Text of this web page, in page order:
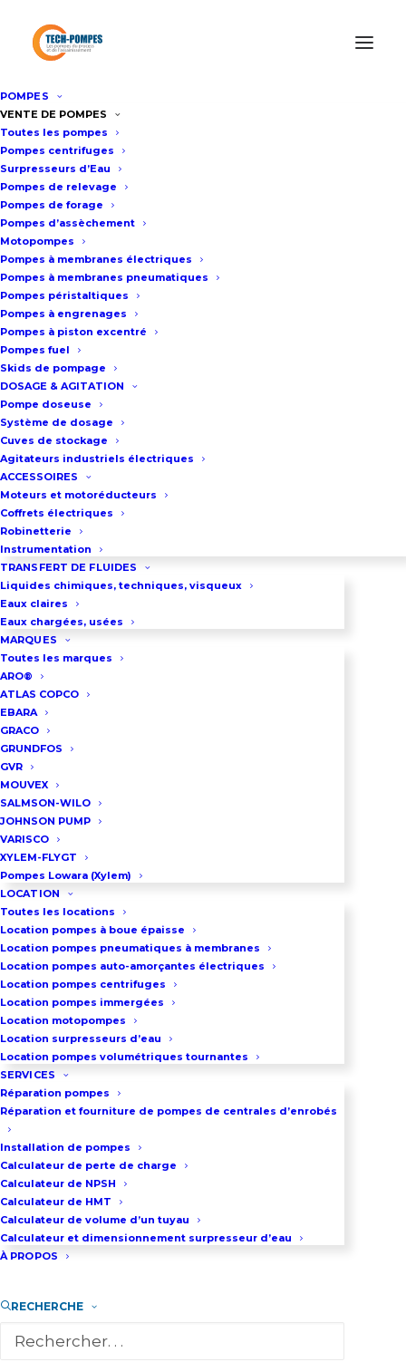
POMPES
VENTE DE POMPES
Toutes les pompes
Pompes centrifuges
Surpresseurs d’Eau
Pompes de relevage
Pompes de forage
Pompes d’assèchement
Motopompes
Pompes à membranes électriques
Pompes à membranes pneumatiques
Pompes péristaltiques
Pompes à engrenages
Pompes à piston excentré
Pompes fuel
Skids de pompage
DOSAGE & AGITATION
Pompe doseuse
Système de dosage
Cuves de stockage
Agitateurs industriels électriques
ACCESSOIRES
Moteurs et motoréducteurs
Coffrets électriques
Robinetterie
Instrumentation
TRANSFERT DE FLUIDES
Liquides chimiques, techniques, visqueux
Eaux claires
Eaux chargées, usées
MARQUES
Toutes les marques
ARO®
ATLAS COPCO
EBARA
GRACO
GRUNDFOS
GVR
MOUVEX
SALMSON-WILO
JOHNSON PUMP
VARISCO
XYLEM-FLYGT
Pompes Lowara (Xylem)
LOCATION
Toutes les locations
Location pompes à boue épaisse
Location pompes pneumatiques à membranes
Location pompes auto-amorçantes électriques
Location pompes centrifuges
Location pompes immergées
Location motopompes
Location surpresseurs d’eau
Location pompes volumétriques tournantes
SERVICES
Réparation pompes
Réparation et fourniture de pompes de centrales d’enrobés
Installation de pompes
Calculateur de perte de charge
Calculateur de NPSH
Calculateur de HMT
Calculateur de volume d’un tuyau
Calculateur et dimensionnement surpresseur d’eau
À PROPOS
RECHERCHE
Accueil /Pompes pneumatiques à membranes
PD10 pneumatique à membranes
Pompe ARO ® PD10
pneumatique à membranes
Fiche technique
Débit réglable de la pompe ARO ®
PD10 : De 0 jusqu’à 12 m3/h
PD10P ou PD10E : Versions
plastiques. Construction
polypropylène ou PVDF ou
polypropylène conducteur (ATEX)
PD10A ou PD10R : Versions
métalliques. Construction
aluminium ou inox ou hastelloy ou
fonte
Pour la version de pompe
plastique : Raccordement par
normalisées DN25 latérales ou
Pour la version de pompe
orifices taraudés G1″
nitrile, PTFE, viton
Diamètre maxi des particules : 3,2
mm
DEMANDEZ UN DEVIS